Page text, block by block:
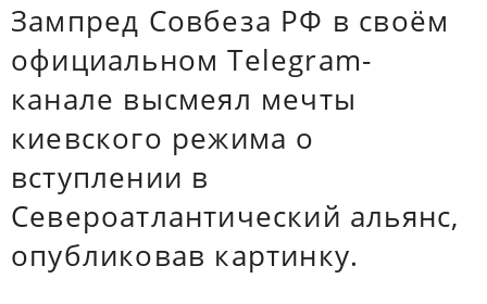
Зампред Совбеза РФ в своём
официальном Telegram-
канале высмеял мечты
киевского режима о
вступлении в
Североатлантический альянс,
опубликовав картинку.